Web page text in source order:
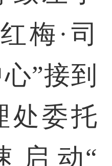
梅·司
”接到
处委托
启 动“